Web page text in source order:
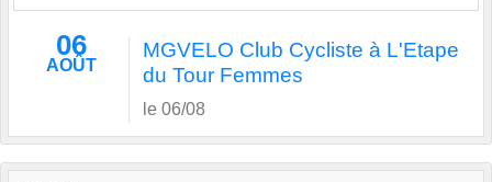
06
AOÛT
MGVELO Club Cycliste à L'Etape
du Tour Femmes
le 06/08